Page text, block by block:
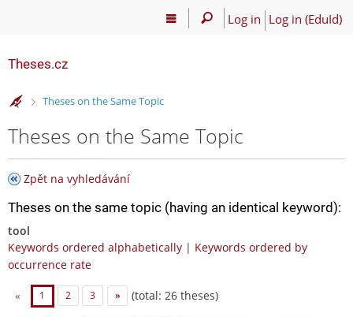
Log in Log in (EduId)
Theses.cz
>
Theses on the Same Topic
Theses on the Same Topic
Zpět na vyhledávání
Theses on the same topic (having an identical keyword):
tool
Keywords ordered alphabetically | Keywords ordered by
occurrence rate
« 1 2 3 » (total: 26 theses)